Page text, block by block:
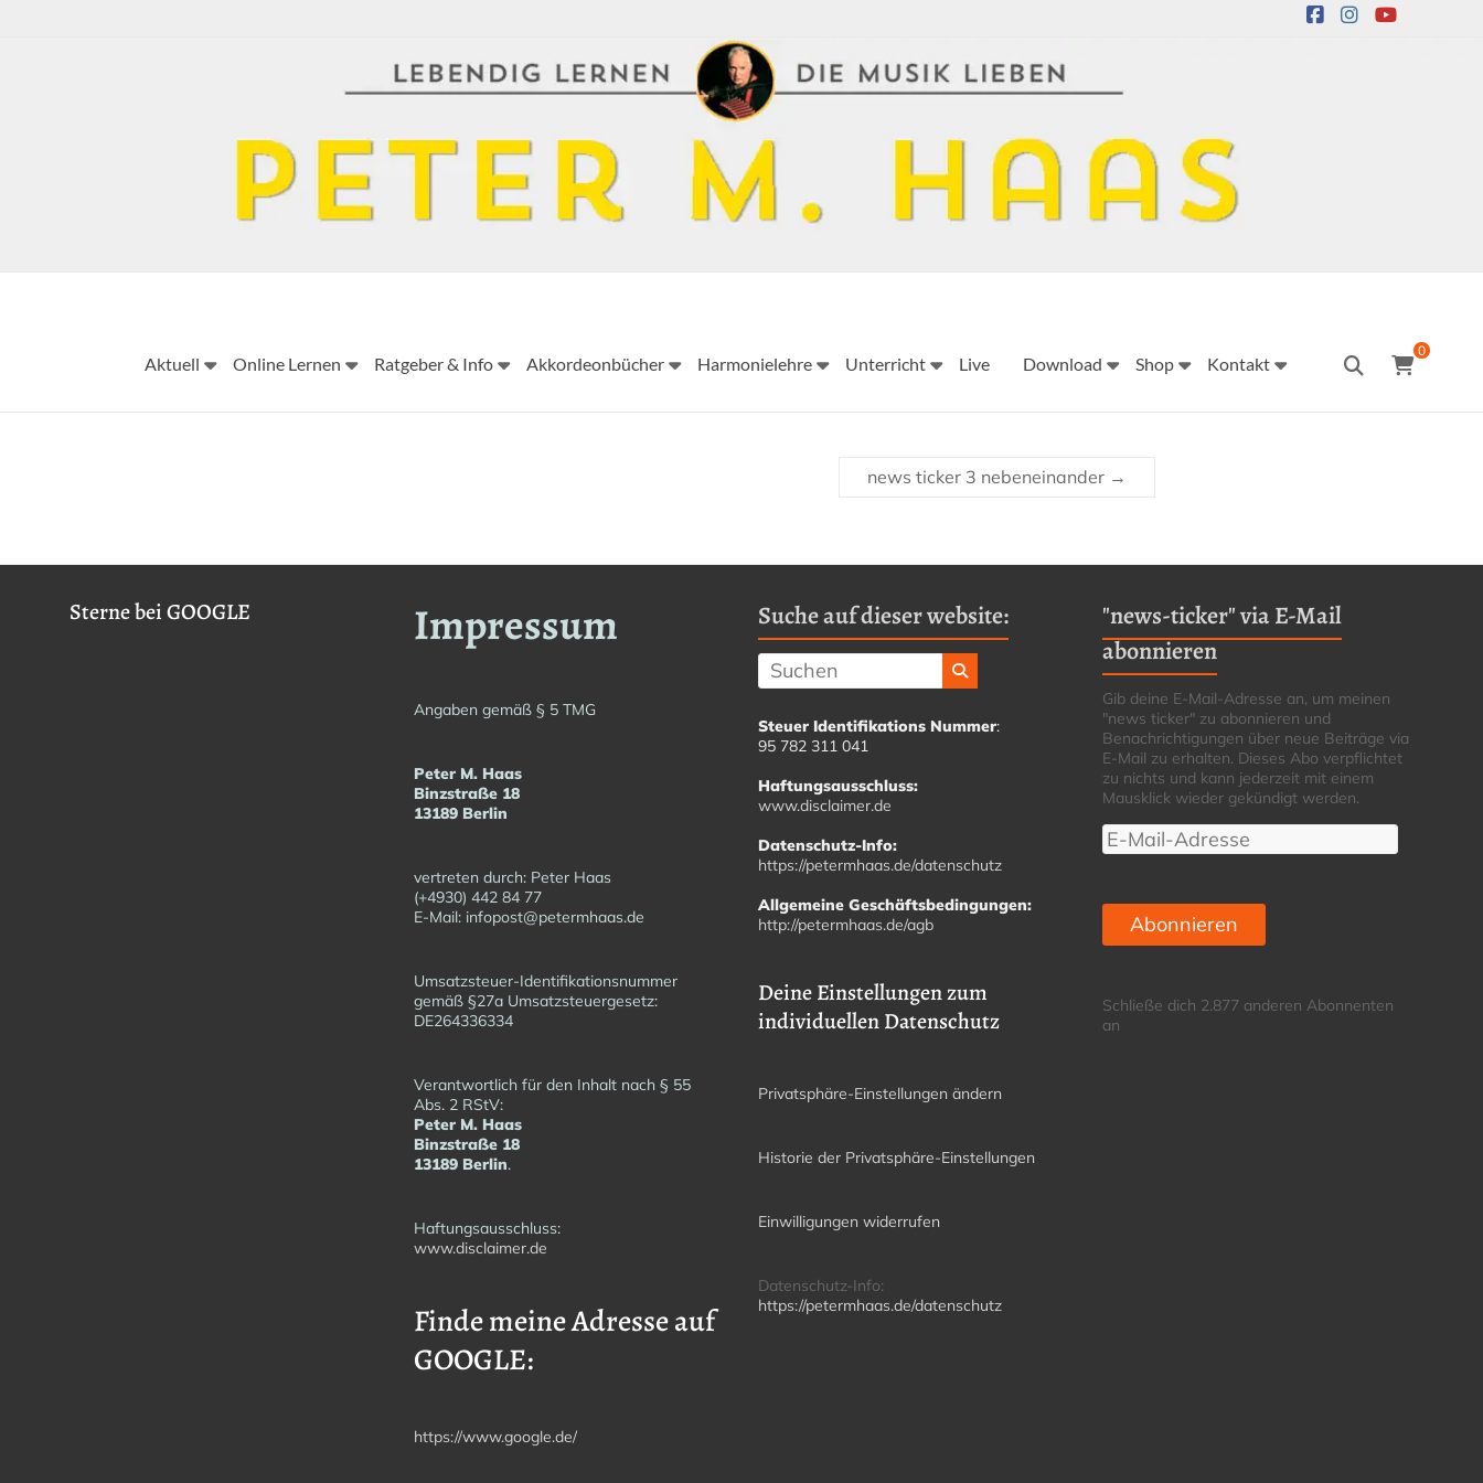
M.
–
Bandoneon,
Harmonielehre
0
Aktuell Online Lernen Ratgeber & Info Akkordeonbücher Harmonielehre Unterricht Live Download Shop Kontakt
news ticker 3 nebeneinander →
Sterne bei GOOGLE Impressum
Angaben gemäß § 5 TMG
Peter M. Haas
Binzstraße 18
13189 Berlin
vertreten durch: Peter Haas
(+4930) 442 84 77
E-Mail: infopost@petermhaas.de
Umsatzsteuer-Identifikationsnummer
gemäß §27a Umsatzsteuergesetz:
DE264336334
Verantwortlich für den Inhalt nach § 55
Abs. 2 RStV:
Peter M. Haas
Binzstraße 18
13189 Berlin.
Haftungsausschluss:
www.disclaimer.de
Finde meine Adresse auf
GOOGLE:
https://www.google.de/
Suche auf dieser website:
Steuer Identifikations Nummer:
95 782 311 041
Haftungsausschluss:
www.disclaimer.de
Datenschutz-Info:
https://petermhaas.de/datenschutz
Allgemeine Geschäftsbedingungen:
http://petermhaas.de/agb
Deine Einstellungen zum
individuellen Datenschutz
Privatsphäre-Einstellungen ändern
Historie der Privatsphäre-Einstellungen
Einwilligungen widerrufen
Datenschutz-Info:
https://petermhaas.de/datenschutz
"news-ticker" via E-Mail
abonnieren
Gib deine E-Mail-Adresse an, um meinen
"news ticker" zu abonnieren und
Benachrichtigungen über neue Beiträge via
E-Mail zu erhalten. Dieses Abo verpflichtet
zu nichts und kann jederzeit mit einem
Mausklick wieder gekündigt werden.
E-
Mail-
Abonnieren
Schließe dich 2.877 anderen Abonnenten
an